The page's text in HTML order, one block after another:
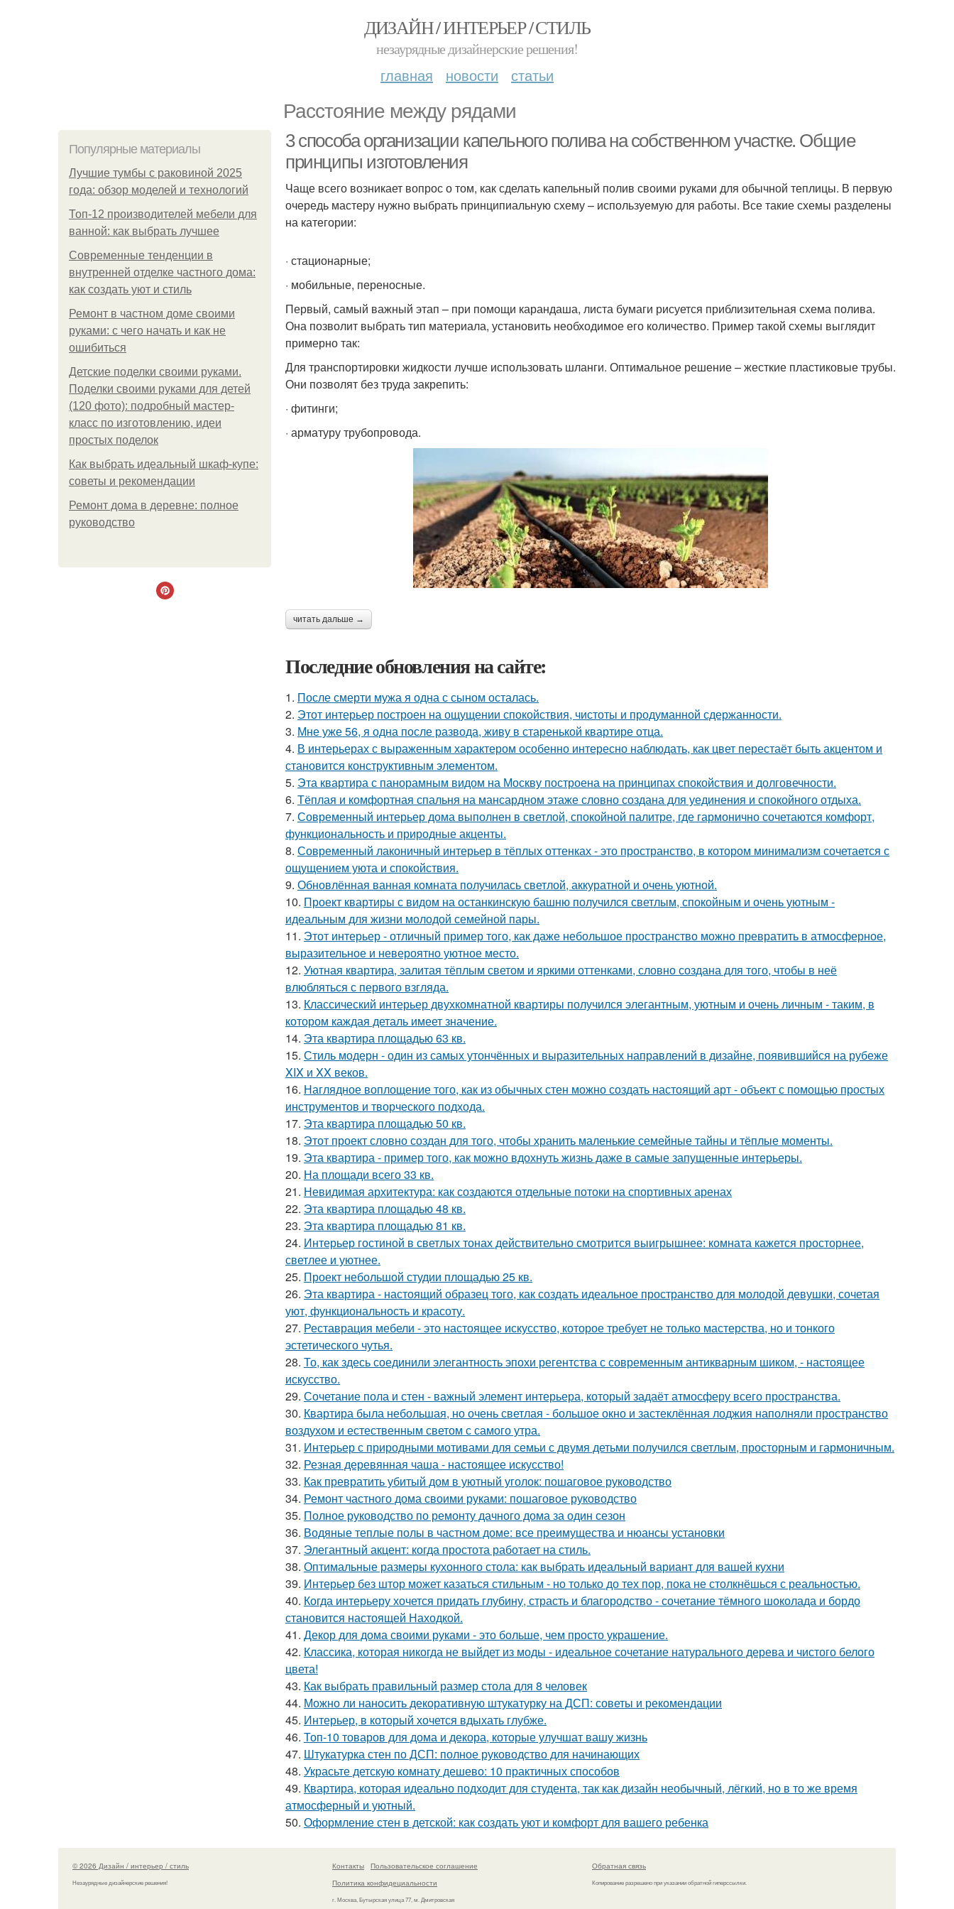
ДИЗАЙН / ИНТЕРЬЕР / СТИЛЬ
незаурядные дизайнерские решения!
главная новости статьи
Расстояние между рядами
Популярные материалы
Лучшие тумбы с раковиной 2025
года: обзор моделей и технологий
Топ-12 производителей мебели для
ванной: как выбрать лучшее
Современные тенденции в
внутренней отделке частного дома:
как создать уют и стиль
Ремонт в частном доме своими
руками: с чего начать и как не
ошибиться
Детские поделки своими руками.
Поделки своими руками для детей
(120 фото): подробный мастер-
класс по изготовлению, идеи
простых поделок
Как выбрать идеальный шкаф-купе:
советы и рекомендации
Ремонт дома в деревне: полное
руководство
3 способа организации капельного полива на собственном участке. Общие
принципы изготовления
Чаще всего возникает вопрос о том, как сделать капельный полив своими руками для обычной теплицы. В первую
очередь мастеру нужно выбрать принципиальную схему – используемую для работы. Все такие схемы разделены
на категории:
· стационарные;
· мобильные, переносные.
Первый, самый важный этап – при помощи карандаша, листа бумаги рисуется приблизительная схема полива.
Она позволит выбрать тип материала, установить необходимое его количество. Пример такой схемы выглядит
примерно так:
Для транспортировки жидкости лучше использовать шланги. Оптимальное решение – жесткие пластиковые трубы.
Они позволят без труда закрепить:
· фитинги;
· арматуру трубопровода.
читать дальше →
Последние обновления на сайте:
1. После смерти мужа я одна с сыном осталась.
2. Этот интерьер построен на ощущении спокойствия, чистоты и продуманной сдержанности.
3. Мне уже 56, я одна после развода, живу в старенькой квартире отца.
4. В интерьерах с выраженным характером особенно интересно наблюдать, как цвет перестаёт быть акцентом и
становится конструктивным элементом.
5. Эта квартира с панорамным видом на Москву построена на принципах спокойствия и долговечности.
6. Тёплая и комфортная спальня на мансардном этаже словно создана для уединения и спокойного отдыха.
7. Современный интерьер дома выполнен в светлой, спокойной палитре, где гармонично сочетаются комфорт,
функциональность и природные акценты.
8. Современный лаконичный интерьер в тёплых оттенках - это пространство, в котором минимализм сочетается с
ощущением уюта и спокойствия.
9. Обновлённая ванная комната получилась светлой, аккуратной и очень уютной.
10. Проект квартиры с видом на останкинскую башню получился светлым, спокойным и очень уютным -
идеальным для жизни молодой семейной пары.
11. Этот интерьер - отличный пример того, как даже небольшое пространство можно превратить в атмосферное,
выразительное и невероятно уютное место.
12. Уютная квартира, залитая тёплым светом и яркими оттенками, словно создана для того, чтобы в неё
влюбляться с первого взгляда.
13. Классический интерьер двухкомнатной квартиры получился элегантным, уютным и очень личным - таким, в
котором каждая деталь имеет значение.
14. Эта квартира площадью 63 кв.
15. Стиль модерн - один из самых утончённых и выразительных направлений в дизайне, появившийся на рубеже
XIX и XX веков.
16. Наглядное воплощение того, как из обычных стен можно создать настоящий арт - объект с помощью простых
инструментов и творческого подхода.
17. Эта квартира площадью 50 кв.
18. Этот проект словно создан для того, чтобы хранить маленькие семейные тайны и тёплые моменты.
19. Эта квартира - пример того, как можно вдохнуть жизнь даже в самые запущенные интерьеры.
20. На площади всего 33 кв.
21. Невидимая архитектура: как создаются отдельные потоки на спортивных аренах
22. Эта квартира площадью 48 кв.
23. Эта квартира площадью 81 кв.
24. Интерьер гостиной в светлых тонах действительно смотрится выигрышнее: комната кажется просторнее,
светлее и уютнее.
25. Проект небольшой студии площадью 25 кв.
26. Эта квартира - настоящий образец того, как создать идеальное пространство для молодой девушки, сочетая
уют, функциональность и красоту.
27. Реставрация мебели - это настоящее искусство, которое требует не только мастерства, но и тонкого
эстетического чутья.
28. То, как здесь соединили элегантность эпохи регентства с современным антикварным шиком, - настоящее
искусство.
29. Сочетание пола и стен - важный элемент интерьера, который задаёт атмосферу всего пространства.
30. Квартира была небольшая, но очень светлая - большое окно и застеклённая лоджия наполняли пространство
воздухом и естественным светом с самого утра.
31. Интерьер с природными мотивами для семьи с двумя детьми получился светлым, просторным и гармоничным.
32. Резная деревянная чаша - настоящее искусство!
33. Как превратить убитый дом в уютный уголок: пошаговое руководство
34. Ремонт частного дома своими руками: пошаговое руководство
35. Полное руководство по ремонту дачного дома за один сезон
36. Водяные теплые полы в частном доме: все преимущества и нюансы установки
37. Элегантный акцент: когда простота работает на стиль.
38. Оптимальные размеры кухонного стола: как выбрать идеальный вариант для вашей кухни
39. Интерьер без штор может казаться стильным - но только до тех пор, пока не столкнёшься с реальностью.
40. Когда интерьеру хочется придать глубину, страсть и благородство - сочетание тёмного шоколада и бордо
становится настоящей Находкой.
41. Декор для дома своими руками - это больше, чем просто украшение.
42. Классика, которая никогда не выйдет из моды - идеальное сочетание натурального дерева и чистого белого
цвета!
43. Как выбрать правильный размер стола для 8 человек
44. Можно ли наносить декоративную штукатурку на ДСП: советы и рекомендации
45. Интерьер, в который хочется вдыхать глубже.
46. Топ-10 товаров для дома и декора, которые улучшат вашу жизнь
47. Штукатурка стен по ДСП: полное руководство для начинающих
48. Украсьте детскую комнату дешево: 10 практичных способов
49. Квартира, которая идеально подходит для студента, так как дизайн необычный, лёгкий, но в то же время
атмосферный и уютный.
50. Оформление стен в детской: как создать уют и комфорт для вашего ребенка
© 2026 Дизайн / интерьер / стиль
Незаурядные дизайнерские решения!
Контакты
Пользовательское соглашение
Политика конфидециальности
г. Москва, Бутырская улица 77, м. Дмитровская
Обратная связь
Копирование разрешено при указании обратной гиперссылки.